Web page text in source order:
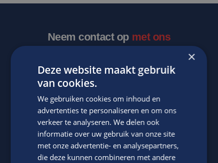
Neem contact op met ons
Edis de recruiters
Neem contact op met ons via telefoon of e-mail.
×
Deze website maakt gebruik
van cookies.
We gebruiken cookies om inhoud en
advertenties te personaliseren en om ons
verkeer te analyseren. We delen ook
informatie over uw gebruik van onze site
met onze advertentie- en analysepartners,
die deze kunnen combineren met andere